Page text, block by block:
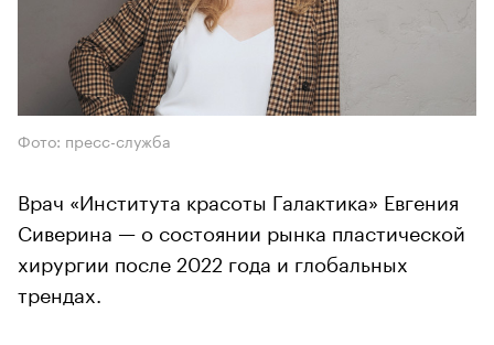
Фото: пресс-служба
Врач «Института красоты Галактика» Евгения
Сиверина — о состоянии рынка пластической
хирургии после 2022 года и глобальных
трендах.